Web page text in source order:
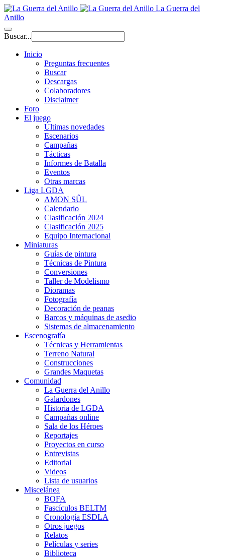
La Guerra del
Anillo
Buscar...
Inicio
Preguntas frecuentes
Buscar
Descargas
Colaboradores
Disclaimer
Foro
El juego
Últimas novedades
Escenarios
Campañas
Tácticas
Informes de Batalla
Eventos
Otras marcas
Liga LGDA
AMON SÛL
Calendario
Clasificación 2024
Clasificación 2025
Equipo Internacional
Miniaturas
Guías de pintura
Técnicas de Pintura
Conversiones
Taller de Modelismo
Dioramas
Fotografía
Decoración de peanas
Barcos y máquinas de asedio
Sistemas de almacenamiento
Escenografía
Técnicas y Herramientas
Terreno Natural
Construcciones
Grandes Maquetas
Comunidad
La Guerra del Anillo
Galardones
Historia de LGDA
Campañas online
Sala de los Héroes
Reportajes
Proyectos en curso
Entrevistas
Editorial
Videos
Lista de usuarios
Miscelánea
BOFA
Fascículos BELTM
Cronología ESDLA
Otros juegos
Relatos
Películas y series
Biblioteca